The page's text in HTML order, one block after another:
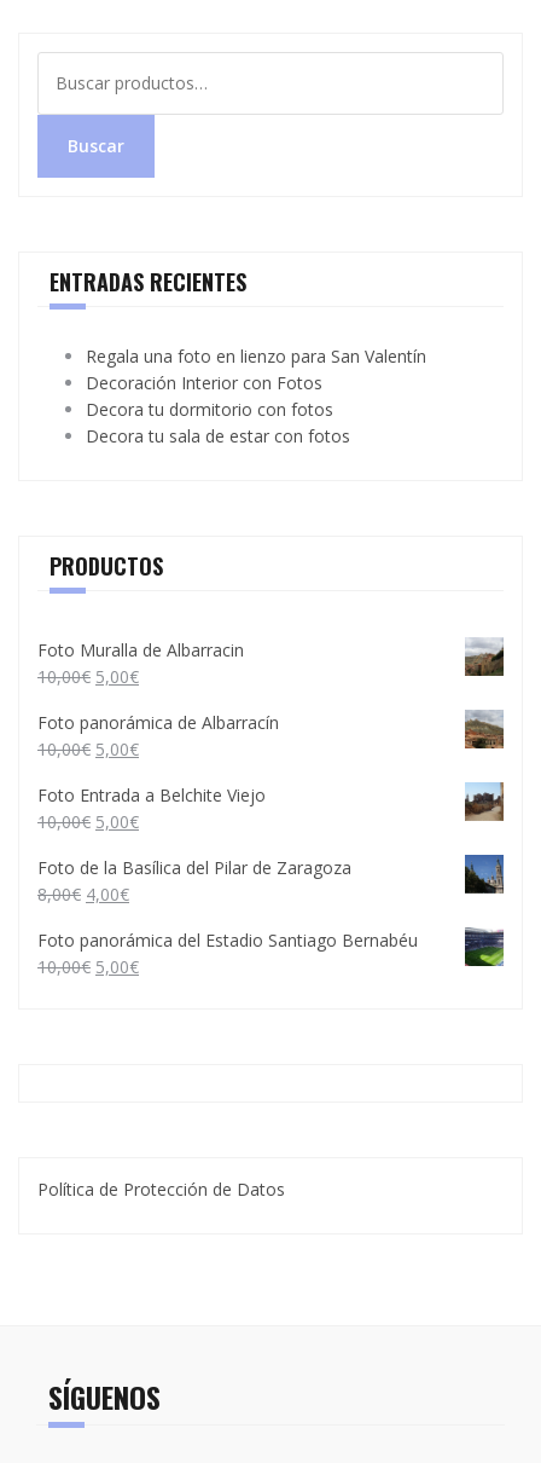
por:
Buscar
ENTRADAS RECIENTES
Regala una foto en lienzo para San Valentín
Decoración Interior con Fotos
Decora tu dormitorio con fotos
Decora tu sala de estar con fotos
PRODUCTOS
Foto Muralla de Albarracin
10,00€ 5,00€
Foto panorámica de Albarracín
10,00€ 5,00€
Foto Entrada a Belchite Viejo
10,00€ 5,00€
Foto de la Basílica del Pilar de Zaragoza
8,00€ 4,00€
Foto panorámica del Estadio Santiago Bernabéu
10,00€ 5,00€
Política de Protección de Datos
SÍGUENOS